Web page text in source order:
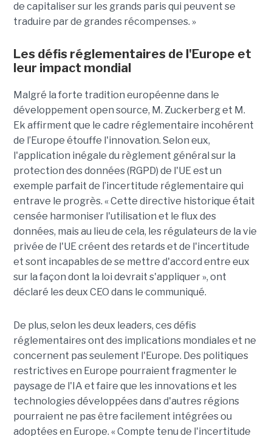
de capitaliser sur les grands paris qui peuvent se
traduire par de grandes récompenses. »
Les défis réglementaires de l'Europe et
leur impact mondial
Malgré la forte tradition européenne dans le
développement open source, M. Zuckerberg et M.
Ek affirment que le cadre réglementaire incohérent
de l’Europe étouffe l'innovation. Selon eux,
l'application inégale du règlement général sur la
protection des données (RGPD) de l'UE est un
exemple parfait de l’incertitude réglementaire qui
entrave le progrès. « Cette directive historique était
censée harmoniser l'utilisation et le flux des
données, mais au lieu de cela, les régulateurs de la vie
privée de l'UE créent des retards et de l'incertitude
et sont incapables de se mettre d'accord entre eux
sur la façon dont la loi devrait s'appliquer », ont
déclaré les deux CEO dans le communiqué.
De plus, selon les deux leaders, ces défis
réglementaires ont des implications mondiales et ne
concernent pas seulement l'Europe. Des politiques
restrictives en Europe pourraient fragmenter le
paysage de l'IA et faire que les innovations et les
technologies développées dans d'autres régions
pourraient ne pas être facilement intégrées ou
adoptées en Europe. « Compte tenu de l'incertitude